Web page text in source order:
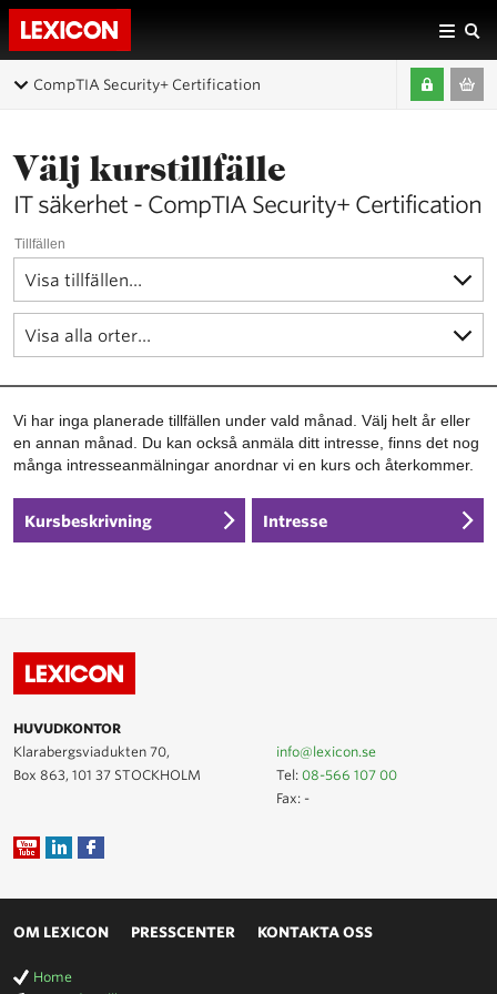
CompTIA Security+ Certification
Välj kurstillfälle
IT säkerhet - CompTIA Security+ Certification
Tillfällen
Vi har inga planerade tillfällen under vald månad. Välj helt år eller
en annan månad. Du kan också anmäla ditt intresse, finns det nog
många intresseanmälningar anordnar vi en kurs och återkommer.
Kursbeskrivning Intresse
HUVUDKONTOR
Klarabergsviadukten 70,
Box 863, 101 37 STOCKHOLM
info@lexicon.se
Tel:08-566 107 00
Fax: -
OM LEXICON PRESSCENTER KONTAKTA OSS
Home